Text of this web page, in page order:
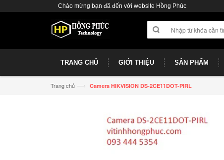
Chào mừng bạn đã đến với website Hồng Phúc
TRANG CHỦ GIỚI THIỆU SẢN PHẨM
Trang chủ —› Camera HIKVISION DS-2CE11DOT-PIRL